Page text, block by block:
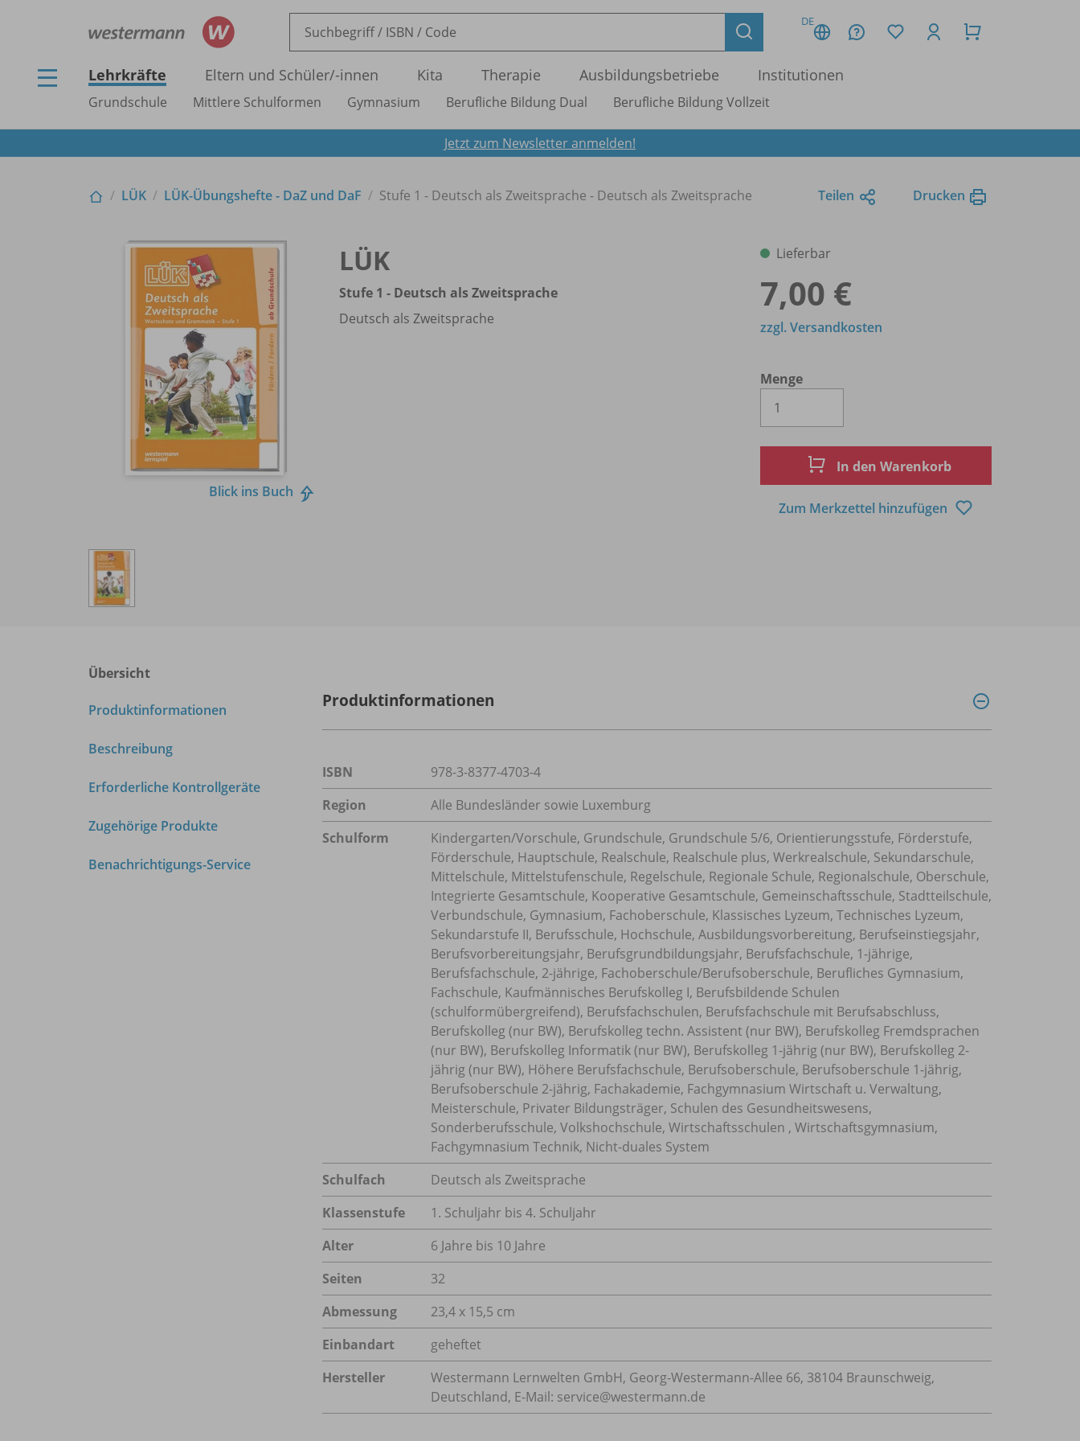
DE
Lehrkräfte Eltern und Schüler/-innen Kita Therapie Ausbildungsbetriebe Institutionen
Grundschule Mittlere Schulformen Gymnasium Berufliche Bildung Dual Berufliche Bildung Vollzeit
Jetzt zum Newsletter anmelden!
LÜK LÜK-Übungshefte - DaZ und DaF Stufe 1 - Deutsch als Zweitsprache - Deutsch als Zweitsprache Teilen Drucken
Blick ins Buch
LÜK
Stufe 1 - Deutsch als Zweitsprache
Deutsch als Zweitsprache
Lieferbar
7,00 €
Menge
zzgl. Versandkosten
In den Warenkorb
Zum Merkzettel hinzufügen
Übersicht
Produktinformationen
Beschreibung
Erforderliche Kontrollgeräte
Zugehörige Produkte
Benachrichtigungs-Service
Produktinformationen
ISBN
978-3-8377-4703-4
Region
Alle Bundesländer sowie Luxemburg
Schulform
Kindergarten/Vorschule, Grundschule, Grundschule 5/6, Orientierungsstufe, Förderstufe,
Förderschule, Hauptschule, Realschule, Realschule plus, Werkrealschule, Sekundarschule,
Mittelschule, Mittelstufenschule, Regelschule, Regionale Schule, Regionalschule, Oberschule,
Integrierte Gesamtschule, Kooperative Gesamtschule, Gemeinschaftsschule, Stadtteilschule,
Verbundschule, Gymnasium, Fachoberschule, Klassisches Lyzeum, Technisches Lyzeum,
Sekundarstufe II, Berufsschule, Hochschule, Ausbildungsvorbereitung, Berufseinstiegsjahr,
Berufsvorbereitungsjahr, Berufsgrundbildungsjahr, Berufsfachschule, 1-jährige,
Berufsfachschule, 2-jährige, Fachoberschule/Berufsoberschule, Berufliches Gymnasium,
Fachschule, Kaufmännisches Berufskolleg I, Berufsbildende Schulen
(schulformübergreifend), Berufsfachschulen, Berufsfachschule mit Berufsabschluss,
Berufskolleg (nur BW), Berufskolleg techn. Assistent (nur BW), Berufskolleg Fremdsprachen
(nur BW), Berufskolleg Informatik (nur BW), Berufskolleg 1-jährig (nur BW), Berufskolleg 2-
jährig (nur BW), Höhere Berufsfachschule, Berufsoberschule, Berufsoberschule 1-jährig,
Berufsoberschule 2-jährig, Fachakademie, Fachgymnasium Wirtschaft u. Verwaltung,
Meisterschule, Privater Bildungsträger, Schulen des Gesundheitswesens,
Sonderberufsschule, Volkshochschule, Wirtschaftsschulen , Wirtschaftsgymnasium,
Fachgymnasium Technik, Nicht-duales System
Schulfach
Deutsch als Zweitsprache
Klassenstufe
1. Schuljahr bis 4. Schuljahr
Alter
6 Jahre bis 10 Jahre
Seiten
32
Abmessung
23,4 x 15,5 cm
Einbandart
geheftet
Hersteller
Westermann Lernwelten GmbH, Georg-Westermann-Allee 66, 38104 Braunschweig,
Deutschland, E-Mail: service@westermann.de